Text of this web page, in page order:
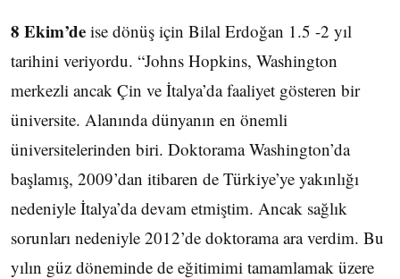
8 Ekim’de ise dönüş için Bilal Erdoğan 1.5 -2 yıl
tarihini veriyordu. “Johns Hopkins, Washington
merkezli ancak Çin ve İtalya’da faaliyet gösteren bir
üniversite. Alanında dünyanın en önemli
üniversitelerinden biri. Doktorama Washington’da
başlamış, 2009’dan itibaren de Türkiye’ye yakınlığı
nedeniyle İtalya’da devam etmiştim. Ancak sağlık
sorunları nedeniyle 2012’de doktorama ara verdim. Bu
yılın güz döneminde de eğitimimi tamamlamak üzere